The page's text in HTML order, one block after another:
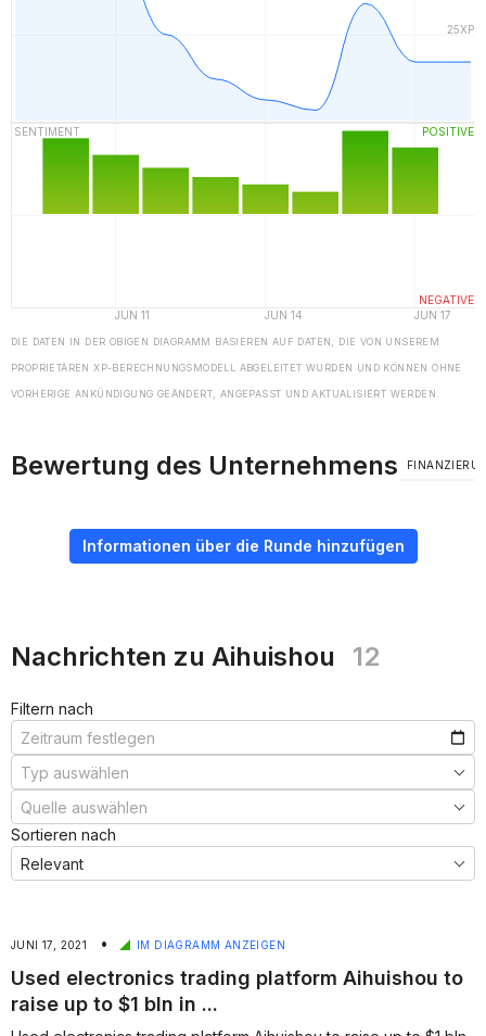
DIE DATEN IN DER OBIGEN DIAGRAMM BASIEREN AUF DATEN, DIE VON UNSEREM
PROPRIETÄREN XP-BERECHNUNGSMODELL ABGELEITET WURDEN UND KÖNNEN OHNE
VORHERIGE ANKÜNDIGUNG GEÄNDERT, ANGEPASST UND AKTUALISIERT WERDEN.
Bewertung des Unternehmens
Informationen über die Runde hinzufügen
Nachrichten zu Aihuishou 12
Filtern nach
Sortieren nach
JUNI 17, 2021 • IM DIAGRAMM ANZEIGEN
Used electronics trading platform Aihuishou to
raise up to $1 bln in ...